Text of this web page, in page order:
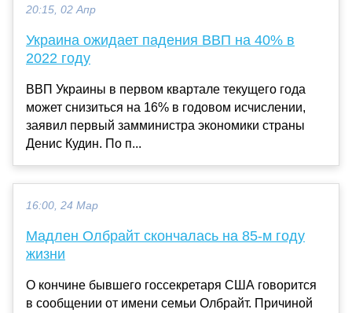
20:15, 02 Апр
Украина ожидает падения ВВП на 40% в
2022 году
ВВП Украины в первом квартале текущего года
может снизиться на 16% в годовом исчислении,
заявил первый замминистра экономики страны
Денис Кудин. По п...
16:00, 24 Мар
Мадлен Олбрайт скончалась на 85-м году
жизни
О кончине бывшего госсекретаря США говорится
в сообщении от имени семьи Олбрайт. Причиной